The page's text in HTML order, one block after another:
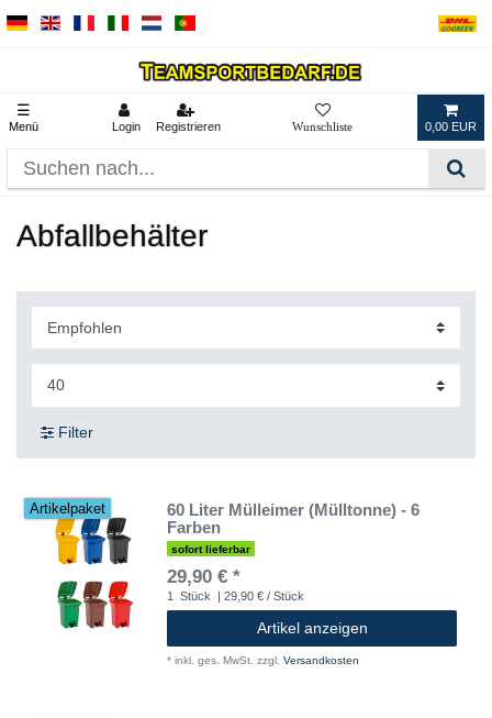
☰
Menü Login Registrieren 0,00 EUR
Abfallbehälter
Filter
Artikelpaket
60 Liter Mülleimer (Mülltonne) - 6
Farben
sofort lieferbar
29,90 € *
1 Stück | 29,90 € / Stück
Artikel anzeigen
* inkl. ges. MwSt. zzgl. Versandkosten